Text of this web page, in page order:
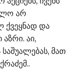
არ
და
აი,
მათ